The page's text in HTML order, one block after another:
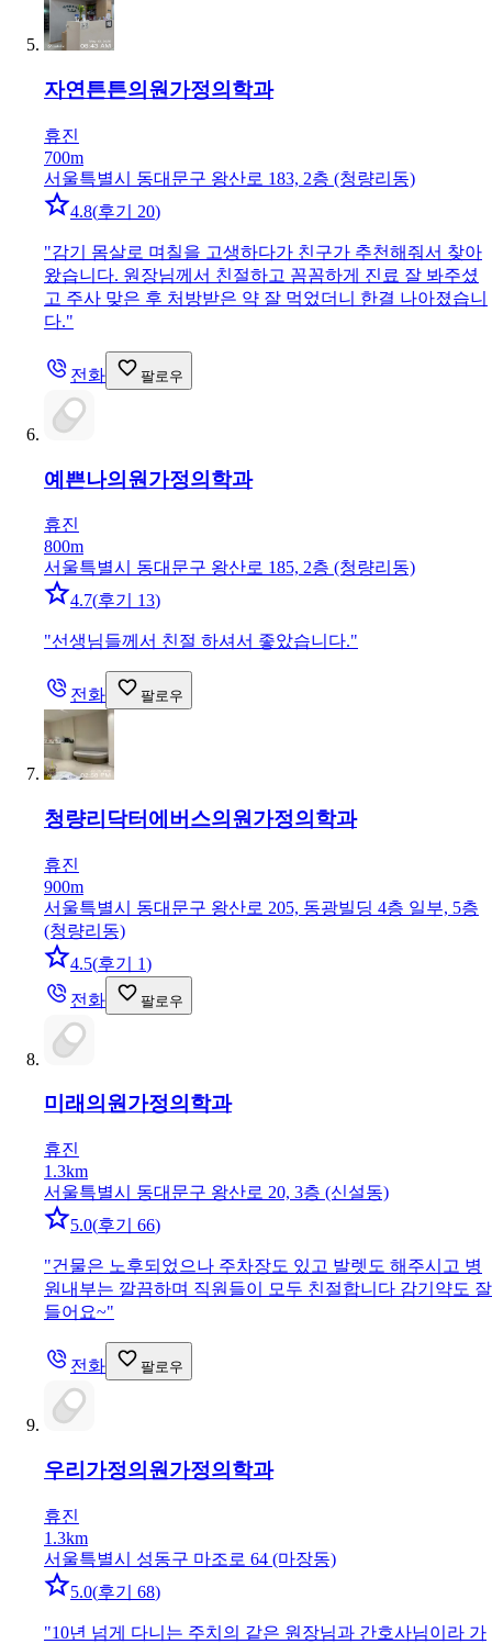
자연튼튼의원 가정의학과
휴진
700m
서울특별시 동대문구 왕산로 183, 2층 (청량리동)
4.8(후기 20)
"감기 몸살로 며칠을 고생하다가 친구가 추천해줘서 찾아
왔습니다. 원장님께서 친절하고 꼼꼼하게 진료 잘 봐주셨
고 주사 맞은 후 처방받은 약 잘 먹었더니 한결 나아졌습니
다."
전화 팔로우
예쁜나의원 가정의학과
휴진
800m
서울특별시 동대문구 왕산로 185, 2층 (청량리동)
4.7(후기 13)
"선생님들께서 친절 하셔서 좋았습니다."
전화 팔로우
청량리닥터에버스의원 가정의학과
휴진
900m
서울특별시 동대문구 왕산로 205, 동광빌딩 4층 일부, 5층
(청량리동)
4.5(후기 1)
전화
팔로우
미래의원가정의학과
휴진
1.3km
서울특별시 동대문구 왕산로 20, 3층 (신설동)
5.0(후기 66)
"건물은 노후되었으나 주차장도 있고 발렛도 해주시고 병
원내부는 깔끔하며 직원들이 모두 친절합니다 감기약도 잘
들어요~"
전화 팔로우
우리가정의원 가정의학과
휴진
1.3km
서울특별시 성동구 마조로 64 (마장동)
5.0(후기 68)
"10년 넘게 다니는 주치의 같은 원장님과 간호사님이라 가